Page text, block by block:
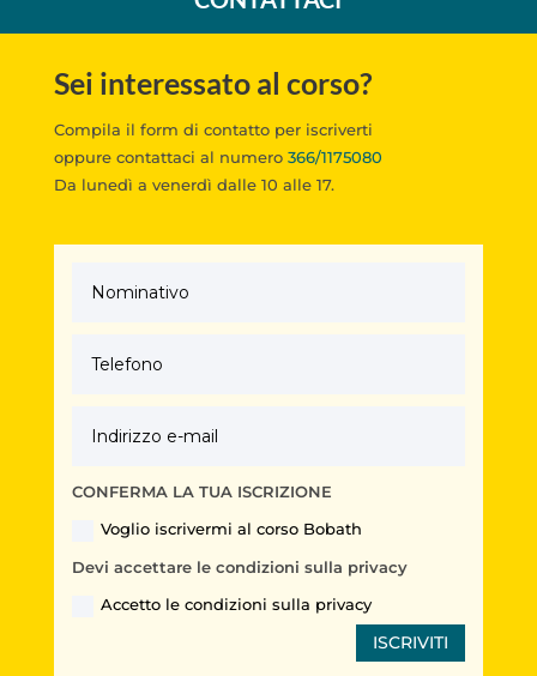
Sei interessato al corso?
Compila il form di contatto per iscriverti
oppurecontattaci al numero 366/1175080
Da lunedì a venerdì dalle 10 alle 17.
CONFERMA LA TUA ISCRIZIONE
Voglio iscrivermi al corso Bobath
Devi accettare le condizioni sulla privacy
Accetto le condizioni sulla privacy
ISCRIVITI